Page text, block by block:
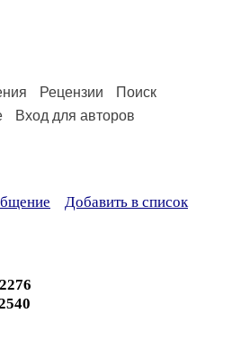
Рецензии
Поиск
Вход для авторов
Добавить в список
2276